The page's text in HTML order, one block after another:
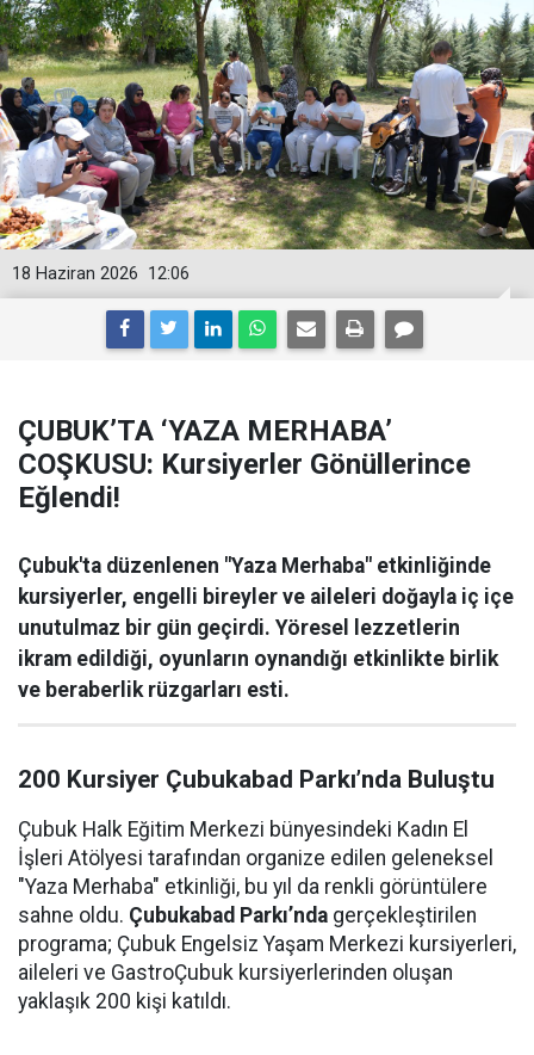
12:06
18 Haziran 2026
ÇUBUK’TA ‘YAZA MERHABA’
COŞKUSU: Kursiyerler Gönüllerince
Eğlendi!
Çubuk'ta düzenlenen "Yaza Merhaba" etkinliğinde
kursiyerler, engelli bireyler ve aileleri doğayla iç içe
unutulmaz bir gün geçirdi. Yöresel lezzetlerin
ikram edildiği, oyunların oynandığı etkinlikte birlik
ve beraberlik rüzgarları esti.
200 Kursiyer Çubukabad Parkı’nda Buluştu
Çubuk Halk Eğitim Merkezi bünyesindeki Kadın El
İşleri Atölyesi tarafından organize edilen geleneksel
"Yaza Merhaba" etkinliği, bu yıl da renkli görüntülere
sahne oldu. Çubukabad Parkı’nda gerçekleştirilen
programa; Çubuk Engelsiz Yaşam Merkezi kursiyerleri,
aileleri ve GastroÇubuk kursiyerlerinden oluşan
yaklaşık 200 kişi katıldı.